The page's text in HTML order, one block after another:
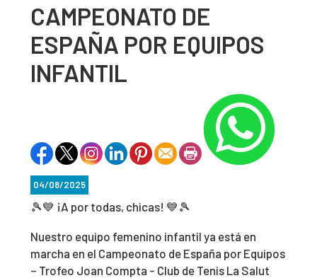
CAMPEONATO DE
ESPAÑA POR EQUIPOS
INFANTIL
04/08/2025
🎾💙 ¡A por todas, chicas! 💙🎾
Nuestro equipo femenino infantil ya está en
marcha en el Campeonato de España por Equipos
– Trofeo Joan Compta - Club de Tenis La Salut